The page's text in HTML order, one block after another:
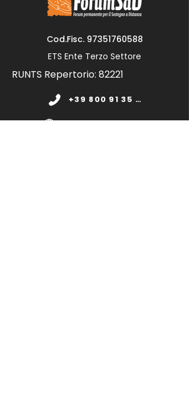
Cod.Fisc. 97351760588
ETS Ente Terzo Settore
RUNTS Repertorio: 82221
+39 800 91 35 11